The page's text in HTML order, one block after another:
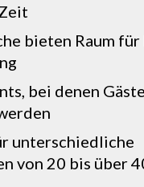
bieten Raum
bei denen
unterschiedliche
von 20 bis über